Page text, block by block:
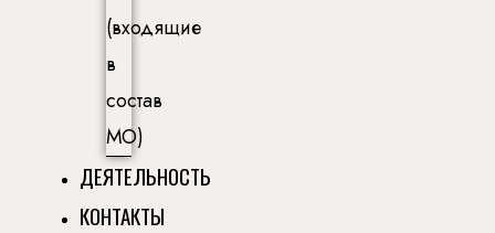
(входящие
в
состав
МО)
ДЕЯТЕЛЬНОСТЬ
КОНТАКТЫ